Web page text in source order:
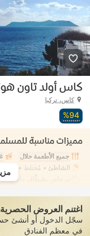
كاس أولد تاون
كاس، تركيا
94‏%
مميزات مناسبة
جميع الأطعمة حلال
الشاطئ • مُختلط •
مرحاض بشطّاف داخلي
اغتنم العروض
سجّل الدخول أو أنشئ
في معظم الفنادق